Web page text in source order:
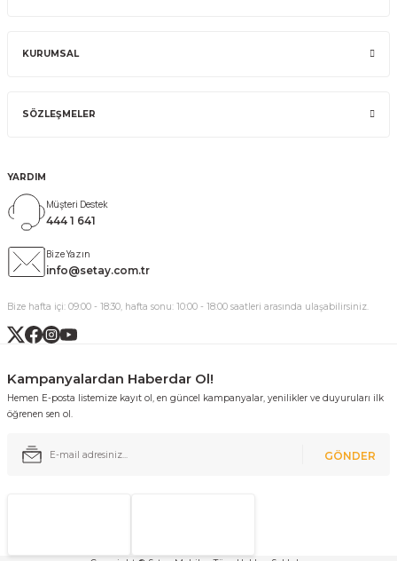
KURUMSAL
SÖZLEŞMELER
YARDIM
Müşteri Destek
444 1 641
Bize Yazın
info@setay.com.tr
Bize hafta içi: 09:00 - 18:30, hafta sonu: 10:00 - 18:00 saatleri arasında ulaşabilirsiniz.
Kampanyalardan Haberdar Ol!
Hemen E-posta listemize kayıt ol, en güncel kampanyalar, yenilikler ve duyuruları ilk
öğrenen sen ol.
GÖNDER